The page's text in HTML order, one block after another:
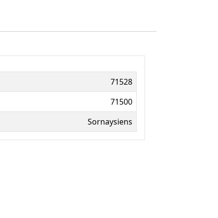
71528
71500
Sornaysiens